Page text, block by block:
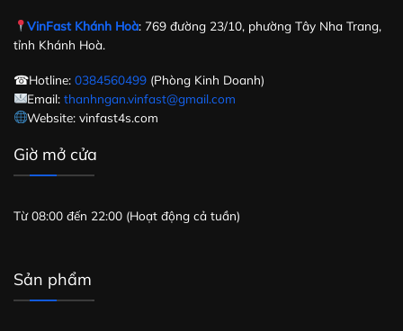
VinFast Khánh Hoà: 769 đường 23/10, phường Tây Nha Trang,
tỉnh Khánh Hoà.
☎Hotline: 0384560499 (Phòng Kinh Doanh)
Email:thanhngan.vinfast@gmail.com
Website: vinfast4s.com
Giờ mở cửa
Từ 08:00 đến 22:00 (Hoạt động cả tuần)
Sản phẩm